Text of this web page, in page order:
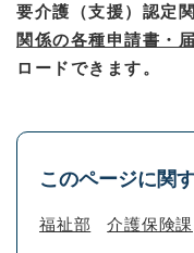
要介護（支援）認定
関係の各種申請書・
ロードできます。
このページに関
福祉部 介護保険課